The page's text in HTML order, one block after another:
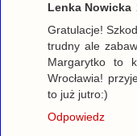
Lenka Nowicka
Gratulacje!
trudny ale
Margarytko to
Wrocławia!
to już jutro:)
Odpowiedz